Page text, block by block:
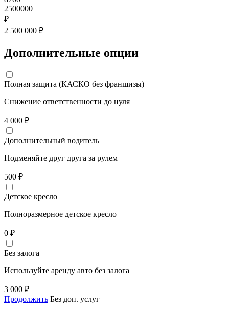
2500000
₽
2 500 000 ₽
Дополнительные опции
Полная защита (КАСКО без франшизы)
Снижение ответственности до нуля
4 000 ₽
Дополнительный водитель
Подменяйте друг друга за рулем
500 ₽
Детское кресло
Полноразмерное детское кресло
0 ₽
Без залога
Используйте аренду авто без залога
3 000 ₽
Продолжить Без доп. услуг